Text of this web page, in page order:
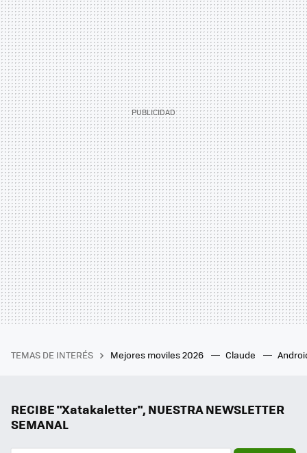
TEMAS DE INTERÉS Mejores moviles 2026 Claude
RECIBE "Xatakaletter", NUESTRA NEWSLETTER
SEMANAL